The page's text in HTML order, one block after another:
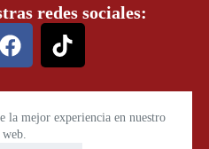
la mejor experiencia en nuestro
redes sociales: